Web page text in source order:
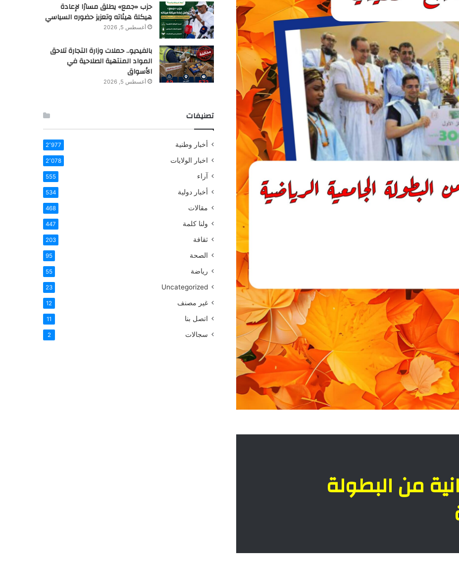
من البطولة
حزب «جمع» يطلق مسارًا لإعادة
هيكلة هيئاته وتعزيز حضوره السياسي
أغسطس 5, 2026
بالفيديو.. حملات وزارة التجارة تلاحق
المواد المنتهية الصلاحية في
الأسواق
أغسطس 5, 2026
تصنيفات
أخبار وطنية 2٬977
اخبار الولايات 2٬078
آراء 555
أخبار دولية 534
مقالات 468
ولنا كلمة 447
ثقافة 203
الصحة 95
رياضة 55
Uncategorized
23
غير مصنف 12
اتصل بنا 11
سجالات 2